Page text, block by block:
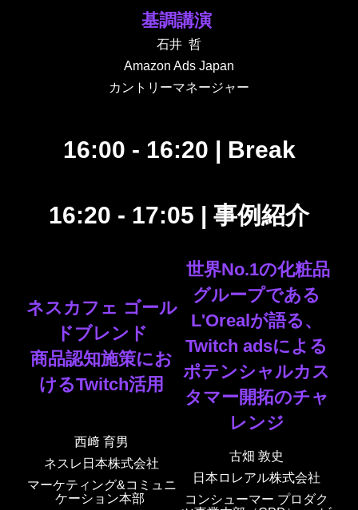
基調講演
石井 哲
Amazon Ads Japan
カントリーマネージャー
16:00 - 16:20 | Break
16:20 - 17:05 事例紹介
ネスカフェ ゴール
ドブレンド
商品認知施策にお
けるTwitch活用
世界No.1の化粧品
グループである
L'Orealが語る、
Twitch adsによる
ポテンシャルカス
タマー開拓のチャ
レンジ
西﨑 育男
ネスレ日本株式会社
マーケティング&コミュニ
ケーション本部
古畑 敦史
日本ロレアル株式会社
コンシューマー プロダク